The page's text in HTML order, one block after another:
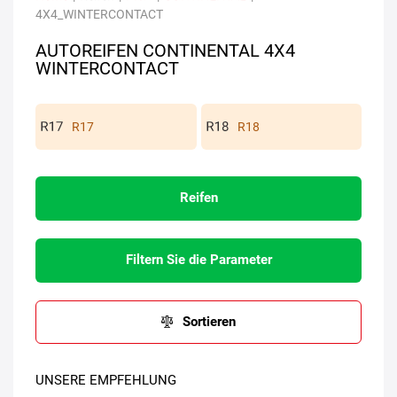
4X4_WINTERCONTACT
AUTOREIFEN CONTINENTAL 4X4
WINTERCONTACT
R17 R18
Reifen
Filtern Sie die Parameter
Sortieren
UNSERE EMPFEHLUNG